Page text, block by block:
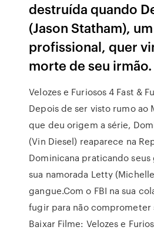
destruída quando
(Jason Statham),
profissional, quer
morte de seu irmão.
Velozes e Furiosos 4 Fast &
Depois de ser visto rumo ao
que deu origem a série,
(Vin Diesel) reaparece na
Dominicana praticando
sua namorada Letty
gangue.Com o FBI na sua
fugir para não comprometer
Baixar Filme: Velozes e